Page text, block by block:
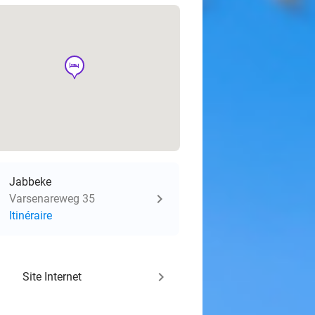
hotel
Jabbeke
Varsenareweg 35
Itinéraire
Site Internet keyboard_arrow_right